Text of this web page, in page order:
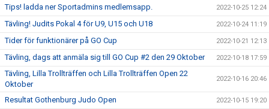
Tips! ladda ner Sportadmins medlemsapp. 2022-10-25 12:24
Tävling! Judits Pokal 4 för U9, U15 och U18 2022-10-24 11:19
Tider för funktionärer på GO Cup 2022-10-21 12:13
Tävling, dags att anmäla sig till GO Cup #2 den 29 Oktober 2022-10-18 17:59
Tävling, Lilla Trollträffen och Lilla Trollträffen Open 22
Oktober
2022-10-16 20:46
Resultat Gothenburg Judo Open 2022-10-15 19:20